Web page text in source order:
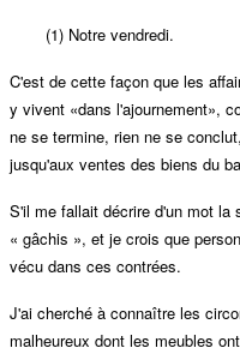
(1) Notre vendredi.
C'est de cette façon que les
y vivent «dans l'ajournement»,
ne se termine, rien ne se
jusqu'aux ventes des biens du
S'il me fallait décrire d'un mot
« gâchis », et je crois que
vécu dans ces contrées.
J'ai cherché à connaître les
malheureux dont les meubles